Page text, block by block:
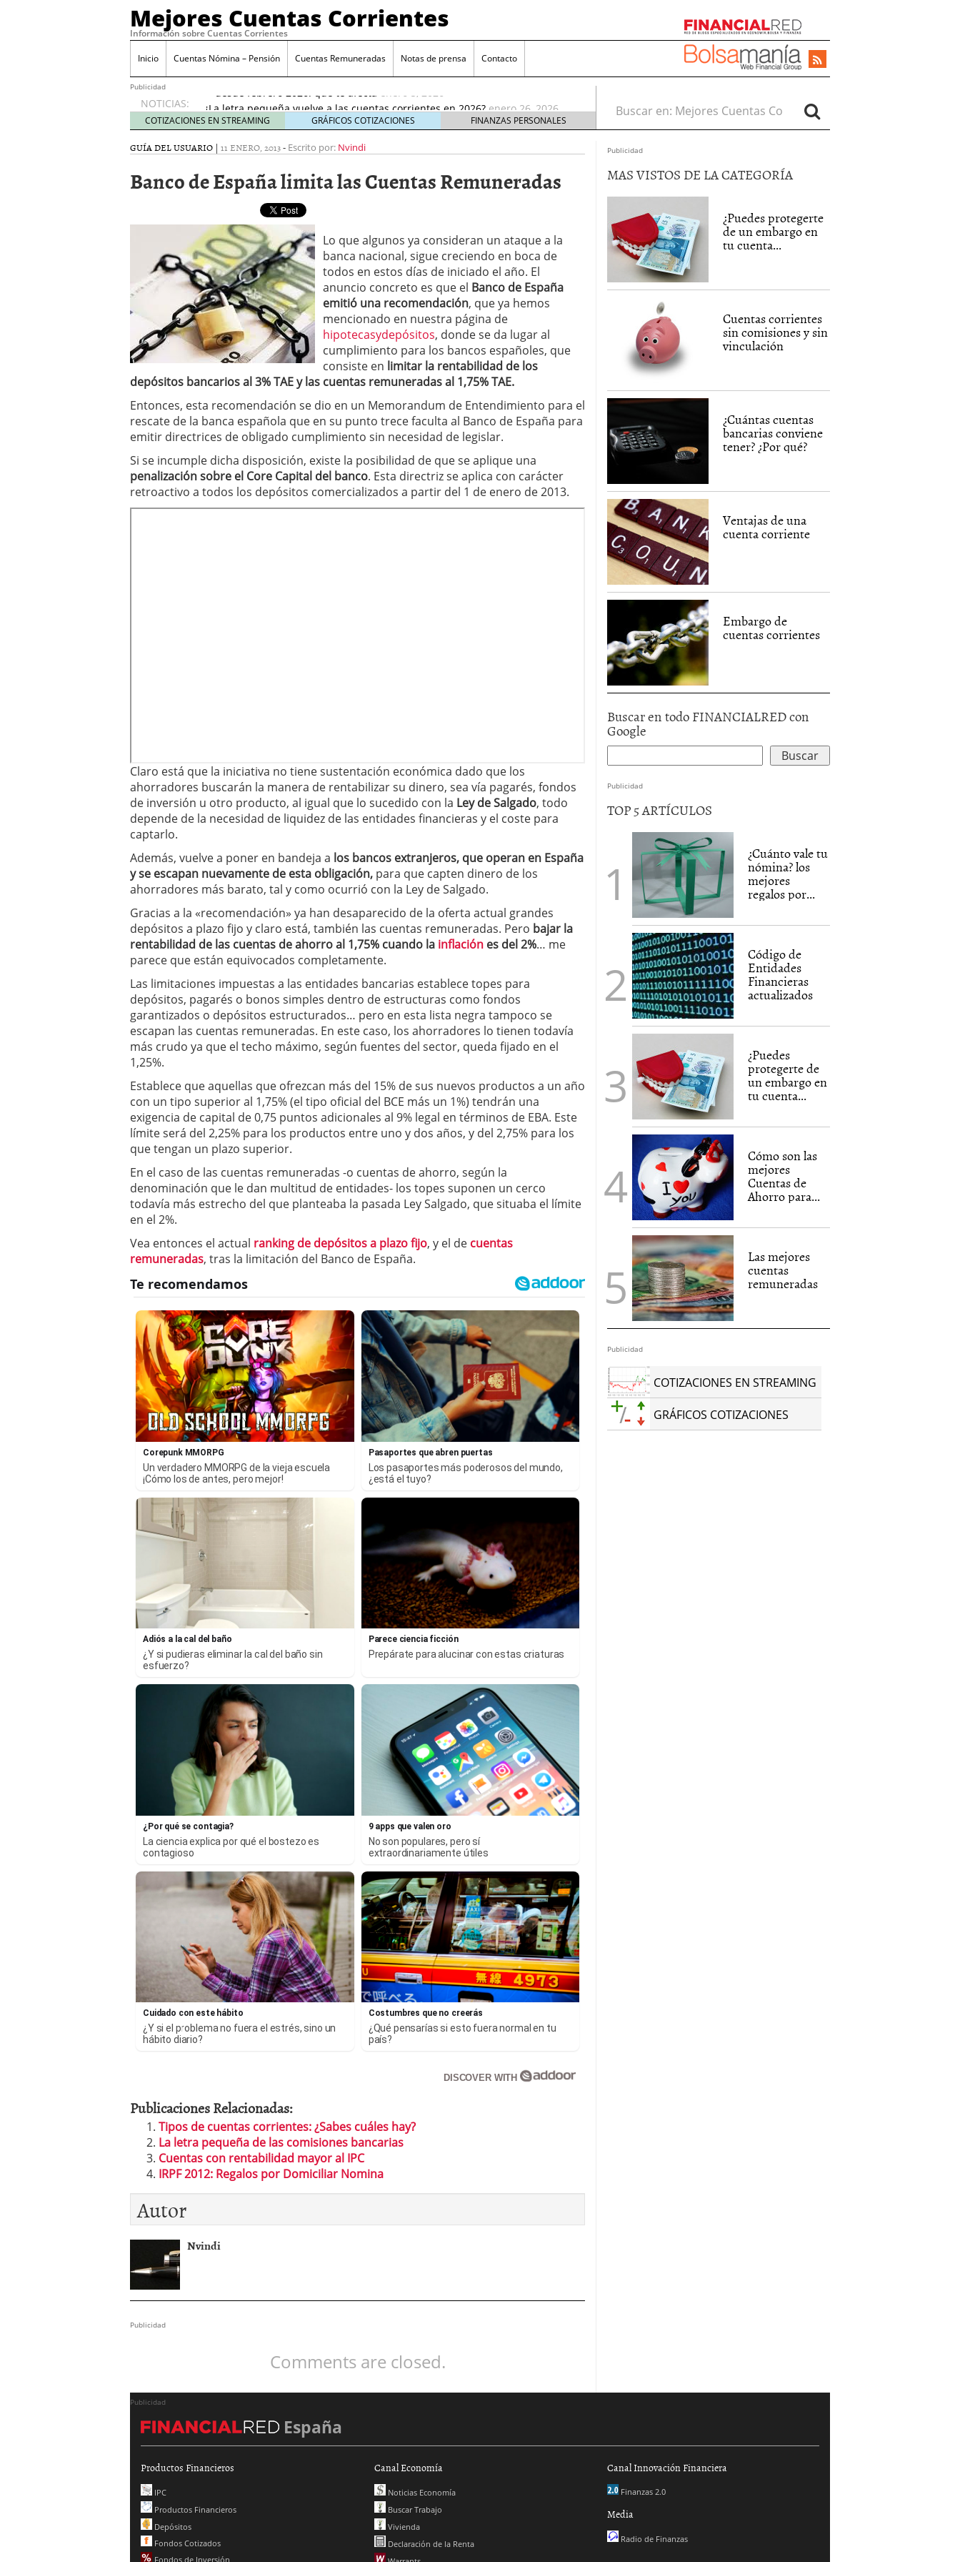
Mejores Cuentas Corrientes
Información sobre Cuentas Corrientes
Inicio Cuentas Nómina – Pensión Cuentas Remuneradas Notas de prensa Contacto
Publicidad
NOTICIAS:
¿La letra pequeña vuelve a las cuentas corrientes en 2026?
enero 26, 2026
Checklist para evaluar cuentas corrientes antes de abrir una nueva enero
21, 2026
Cuenta remunerada vs cuenta estándar: ¿cuál elegir?
menores de 35 años enero 9, 2026
Banco Sabadell anuncia reducción de remuneración en su cuenta online
desde febrero 2026: qué te afecta
¿La letra pequeña vuelve a las cuentas corrientes en 2026?
COTIZACIONES EN STREAMING GRÁFICOS COTIZACIONES FINANZAS PERSONALES
Buscar en:
GUÍA DEL USUARIO | 11 ENERO, 2013- Escrito por: Nvindi
Banco de España limita las Cuentas Remuneradas
Lo que algunos ya consideran un ataque a la
banca nacional, sigue creciendo en boca de
todos en estos días de iniciado el año. El
anuncio concreto es que el Banco de España
emitió una recomendación, que ya hemos
mencionado en nuestra página de
hipotecasydepósitos, donde se da lugar al
cumplimiento para los bancos españoles, que
consiste en limitar la rentabilidad de los
depósitos bancarios al 3% TAE y las cuentas remuneradas al 1,75% TAE.
Entonces, esta recomendación se dio en un Memorandum de Entendimiento para el
rescate de la banca española que en su punto trece faculta al Banco de España para
emitir directrices de obligado cumplimiento sin necesidad de legislar.
Si se incumple dicha disposición, existe la posibilidad de que se aplique una
penalización sobre el Core Capital del banco. Esta directriz se aplica con carácter
retroactivo a todos los depósitos comercializados a partir del 1 de enero de 2013.
Claro está que la iniciativa no tiene sustentación económica dado que los
ahorradores buscarán la manera de rentabilizar su dinero, sea vía pagarés, fondos
de inversión u otro producto, al igual que lo sucedido con la Ley de Salgado, todo
depende de la necesidad de liquidez de las entidades financieras y el coste para
captarlo.
Además, vuelve a poner en bandeja a los bancos extranjeros, que operan en España
y se escapan nuevamente de esta obligación, para que capten dinero de los
ahorradores más barato, tal y como ocurrió con la Ley de Salgado.
Gracias a la «recomendación» ya han desaparecido de la oferta actual grandes
depósitos a plazo fijo y claro está, también las cuentas remuneradas. Pero bajar la
rentabilidad de las cuentas de ahorro al 1,75% cuando la inflación es del 2%… me
parece que están equivocados completamente.
Las limitaciones impuestas a las entidades bancarias establece topes para
depósitos, pagarés o bonos simples dentro de estructuras como fondos
garantizados o depósitos estructurados… pero en esta lista negra tampoco se
escapan las cuentas remuneradas. En este caso, los ahorradores lo tienen todavía
más crudo ya que el techo máximo, según fuentes del sector, queda fijado en el
1,25%.
Establece que aquellas que ofrezcan más del 15% de sus nuevos productos a un año
con un tipo superior al 1,75% (el tipo oficial del BCE más un 1%) tendrán una
exigencia de capital de 0,75 puntos adicionales al 9% legal en términos de EBA. Este
límite será del 2,25% para los productos entre uno y dos años, y del 2,75% para los
que tengan un plazo superior.
En el caso de las cuentas remuneradas -o cuentas de ahorro, según la
denominación que le dan multitud de entidades- los topes suponen un cerco
todavía más estrecho del que planteaba la pasada Ley Salgado, que situaba el límite
en el 2%.
Vea entonces el actual ranking de depósitos a plazo fijo, y el de cuentas
remuneradas, tras la limitación del Banco de España.
Corepunk MMORPG
Un verdadero MMORPG de la vieja escuela
¡Cómo los de antes, pero mejor!
Pasaportes que abren puertas
Los pasaportes más poderosos del mundo,
¿está el tuyo?
Adiós a la cal del baño
¿Y si pudieras eliminar la cal del baño sin
esfuerzo?
Parece ciencia ficción
Prepárate para alucinar con estas criaturas
¿Por qué se contagia?
La ciencia explica por qué el bostezo es
contagioso
9 apps que valen oro
No son populares, pero sí
extraordinariamente útiles
Cuidado con este hábito
¿Y si el problema no fuera el estrés, sino un
hábito diario?
Costumbres que no creerás
¿Qué pensarías si esto fuera normal en tu
país?
DISCOVER WITH
Publicaciones Relacionadas:
Tipos de cuentas corrientes: ¿Sabes cuáles hay?
La letra pequeña de las comisiones bancarias
Cuentas con rentabilidad mayor al IPC
IRPF 2012: Regalos por Domiciliar Nomina
Autor
Nvindi
Publicidad
Comments are closed.
Publicidad
MAS VISTOS DE LA CATEGORÍA
¿Puedes protegerte
de un embargo en
tu cuenta...
Cuentas corrientes
sin comisiones y sin
vinculación
¿Cuántas cuentas
bancarias conviene
tener? ¿Por qué?
Ventajas de una
cuenta corriente
Embargo de
cuentas corrientes
Buscar en todo FINANCIALRED con
Google
Publicidad
TOP 5 ARTÍCULOS
¿Cuánto vale tu
nómina? los
mejores
regalos por...
Código de
Entidades
Financieras
actualizados
¿Puedes
protegerte de
un embargo en
tu cuenta...
Cómo son las
mejores
Cuentas de
Ahorro para...
Las mejores
cuentas
remuneradas
Publicidad
COTIZACIONES EN STREAMING
GRÁFICOS COTIZACIONES
Publicidad
España
Productos Financieros
IPC
Productos Financieros
Depósitos
Fondos Cotizados
Fondos de Inversión
Canal Economía
Noticias Economía
Buscar Trabajo
Vivienda
Declaración de la Renta
Canal Innovación Financiera
Finanzas 2.0
Media
Radio de Finanzas